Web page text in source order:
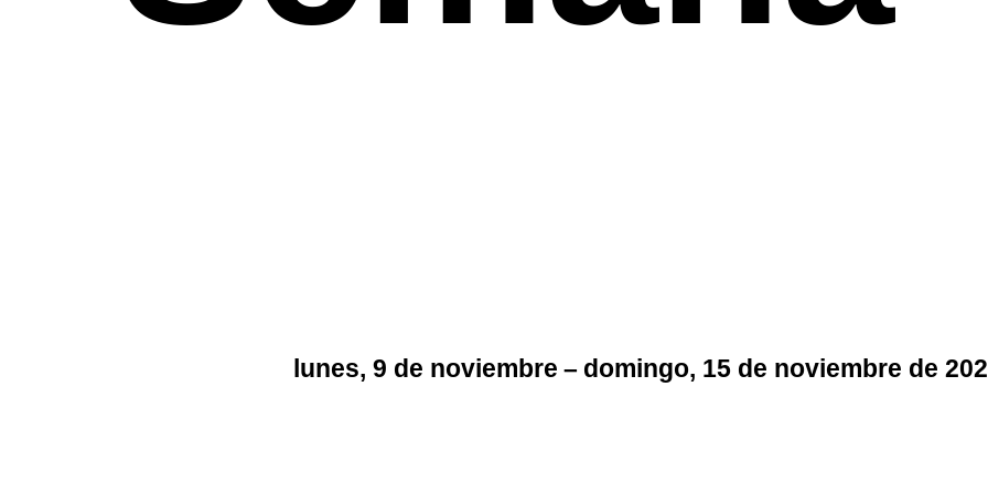
lunes, 9 de noviembre – domingo, 15 de noviembre de